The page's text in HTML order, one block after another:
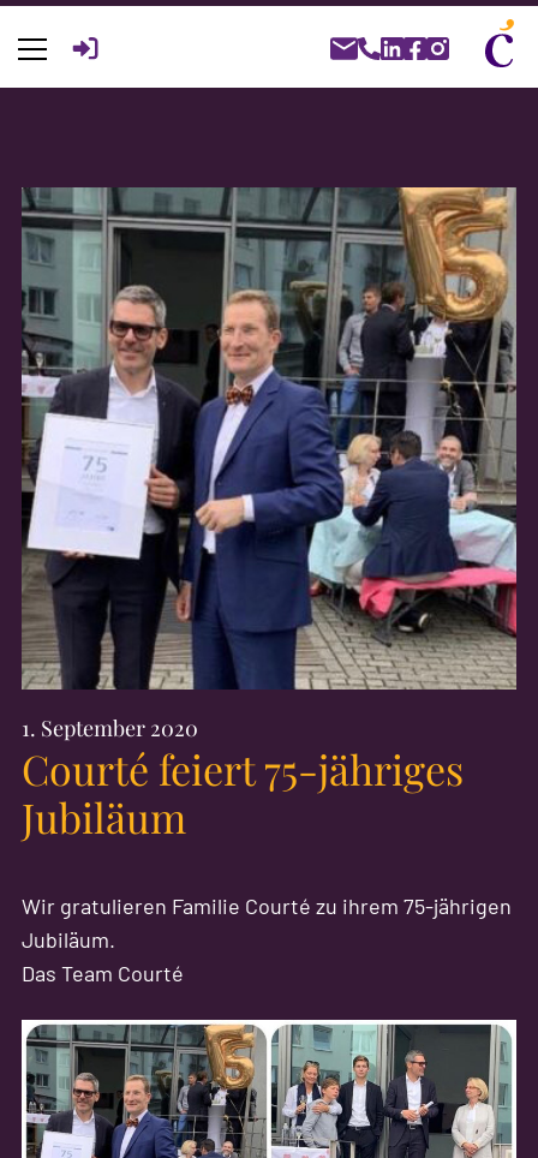
nach:
1. September 2020
Courté feiert 75-jähriges
Jubiläum
Wir gratulieren Familie Courté zu ihrem 75-jährigen
Jubiläum.
Das Team Courté